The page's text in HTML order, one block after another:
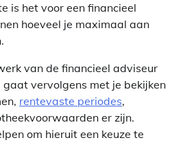
is het voor een financieel
hoeveel je maximaal aan
van de financieel adviseur
vervolgens met je bekijken
rentevaste periodes,
er zijn.
om hieruit een keuze te